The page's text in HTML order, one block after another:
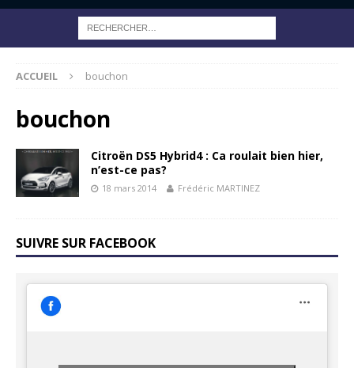
ACCUEIL bouchon
bouchon
Citroën DS5 Hybrid4 : Ca roulait bien hier,
n’est-ce pas?
18 mars 2014 Frédéric MARTINEZ
SUIVRE SUR FACEBOOK